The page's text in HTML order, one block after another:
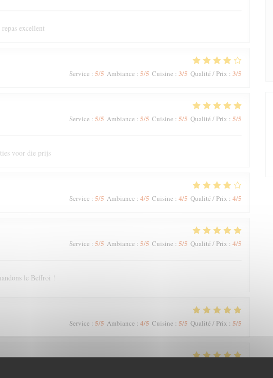
excellent
Service : 5/5 Ambiance : 5/5 Cuisine : 3/5 Qualité / Prix : 3/5
Service : 5/5 Ambiance : 5/5 Cuisine : 5/5 Qualité / Prix : 5/5
voor die prijs
Service : 5/5 Ambiance : 4/5 Cuisine : 4/5 Qualité / Prix : 4/5
Service : 5/5 Ambiance : 5/5 Cuisine : 5/5 Qualité / Prix : 4/5
le Beffroi !
Service : 5/5 Ambiance : 4/5 Cuisine : 5/5 Qualité / Prix : 5/5